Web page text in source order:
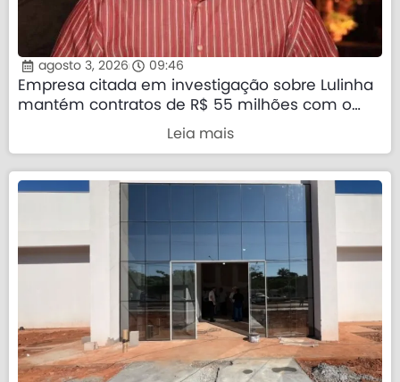
agosto 3, 2026 09:46
Empresa citada em investigação sobre Lulinha
mantém contratos de R$ 55 milhões com o
Leia mais